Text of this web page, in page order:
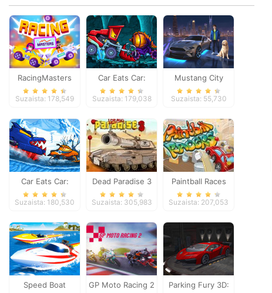
RacingMasters
Suzaista: 178,549
Car Eats Car:
Dungeon
Suzaista: 179,038
Mustang City
Driver
Suzaista: 55,730
Car Eats Car:
Winter Adventure
Suzaista: 180,530
Dead Paradise 3
Suzaista: 305,983
Paintball Races
Suzaista: 207,053
Speed Boat GP Moto Racing 2 Parking Fury 3D: